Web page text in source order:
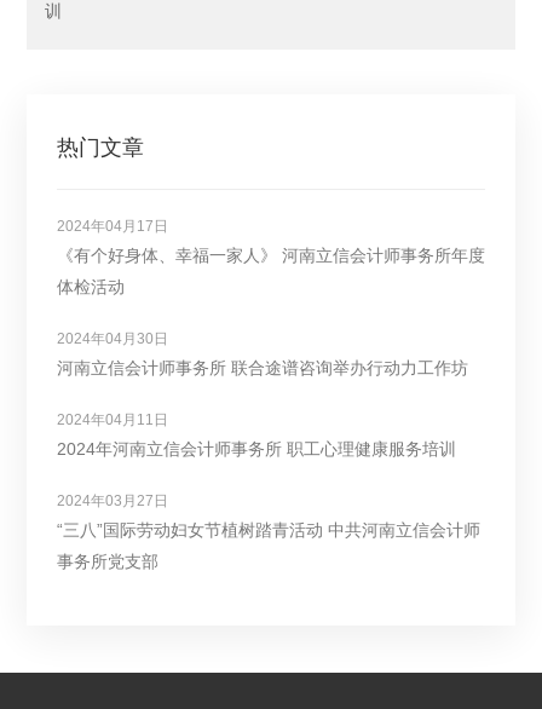
训
热门文章
2024年04月17日
《有个好身体、幸福一家人》 河南立信会计师事务所年度
体检活动
2024年04月30日
河南立信会计师事务所 联合途谱咨询举办行动力工作坊
2024年04月11日
2024年河南立信会计师事务所 职工心理健康服务培训
2024年03月27日
“三八”国际劳动妇女节植树踏青活动 中共河南立信会计师
事务所党支部